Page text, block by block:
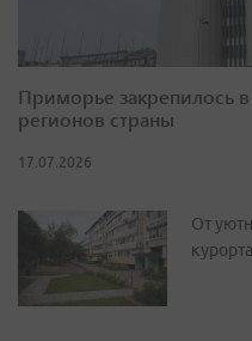
Приморье закрепилось
регионов страны
17.07.2026
От